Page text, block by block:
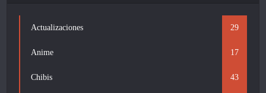
Actualizaciones 29
Anime 17
Chibis 43